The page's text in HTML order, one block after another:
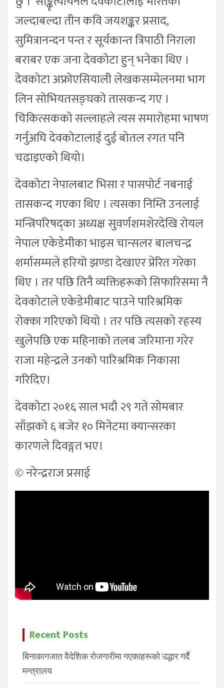
जल्दाबल्दा तीन कवि जयशङ्कर प्रसाद,
सुमित्रानन्दन पन्त र सूर्यकान्त त्रिपाठी निराला
बराबर एक जना देवकोटा हुन् भनेका थिए ।
देवकोटा अफ्रोएसियाली लेखकसम्मेलनमा भाग
लिन सोभियतसङ्घको तासकन्द गए ।
चिकित्सकको सल्लाहले त्यस समारोहमा भाषण
गर्नुअघि देवकोटालाई दुई बोतल रगत पनि
चढाइएको थियो।
देवकोटा नेपालबाट भिसा र पासपोर्ट नबनाई
तासकन्द गएका थिए । त्यसका निम्ति उनलाई
मन्त्रिपरिषद्का अध्यक्ष सुवर्णशमशेरदेखि रोयल
नेपाल एकेडेमीका भाइस चान्सलर बालचन्द्र
शर्मासम्मले हरियो झण्डा देखाएर प्रेरित गरेका
थिए । तर पछि तिनै व्यक्तिहरूको सिफारिसमा नै
देवकोटाले एकेडेमीबाट पाउने पारिश्रमिक
रोक्का गरिएको थियो । तर पछि त्यसको रहस्य
खुलेपछि एक महिनाको तलब जरिमाना गरेर
राजा महेन्द्रले उनको पारिश्रमिक निकासा
गरिदिए।
देवकोटा २०१६ साल भदौ २९ गते सोमबार
साँझको ६ बजेर १० मिनेटमा क्यान्सरका
कारणले दिवङ्गत भए।
© नरेन्द्रराज प्रसाई
Recent Posts
बिनाकागजात वैदेशिक रोजगारीमा गएकाहरूको उद्धार गर्दै
मन्त्रालय